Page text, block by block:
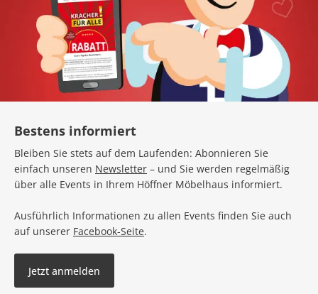
Bestens informiert
Bleiben Sie stets auf dem Laufenden: Abonnieren Sie
einfach unseren Newsletter – und Sie werden regelmäßig
über alle Events in Ihrem Höffner Möbelhaus informiert.
Ausführlich Informationen zu allen Events finden Sie auch
auf unserer Facebook-Seite.
Jetzt anmelden